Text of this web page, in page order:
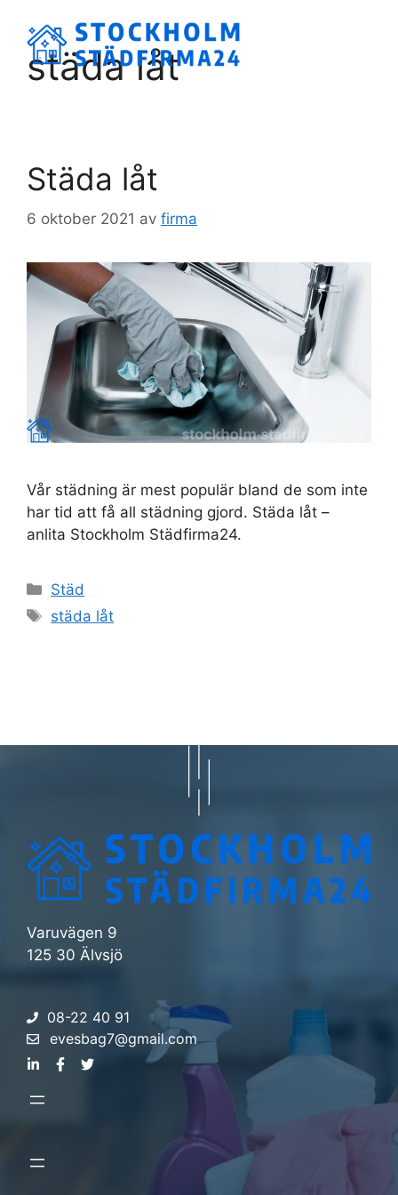
innehållstäda låt
Städa låt
6 oktober 2021 av firma
Vår städning är mest populär bland de som inte
har tid att få all städning gjord. Städa låt –
anlita Stockholm Städfirma24.
Kategorier
Städ
Etiketter
städa låt
Varuvägen 9
125 30 Älvsjö
08-22 40 91
evesbag7@gmail.com